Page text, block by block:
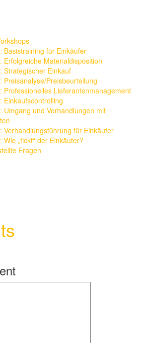
Basistraining für Einkäufer
Erfolgreiche Materialdisposition
Strategischer Einkauf
Preisanalyse/Preisbeurteilung
Professionelles Lieferantenmanagement
Einkaufscontrolling
Umgang und Verhandlungen mit
Verhandlungsführung für Einkäufer
Wie „tickt“ der Einkäufer?
Fragen